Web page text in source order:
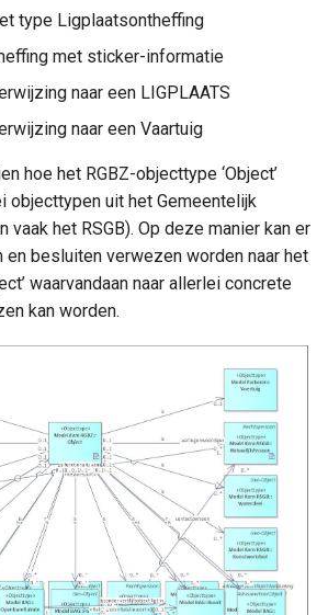
type Ligplaatsontheffing
met sticker-informatie
naar een LIGPLAATS
naar een Vaartuig
hoe het RGBZ-objecttype ‘Object’
objecttypen uit het Gemeentelijk
vaak het RSGB). Op deze manier kan er
en besluiten verwezen worden naar het
waarvandaan naar allerlei concrete
kan worden.